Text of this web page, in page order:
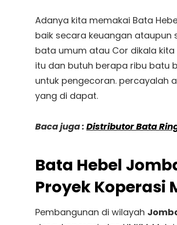
Adanya kita memakai Bata
baik secara keuangan ataupun
bata umum atau Cor dikala
itu dan butuh berapa ribu batu
untuk pengecoran. percayalah
yang di dapat.
Baca juga : Distributor Bata
Bata Hebel
Proyek Koperasi
Pembangunan di wilayah